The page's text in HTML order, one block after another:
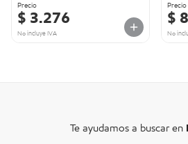
Precio
$ 3.276
No incluye IVA
Precio
$
No
Te ayudamos a buscar en